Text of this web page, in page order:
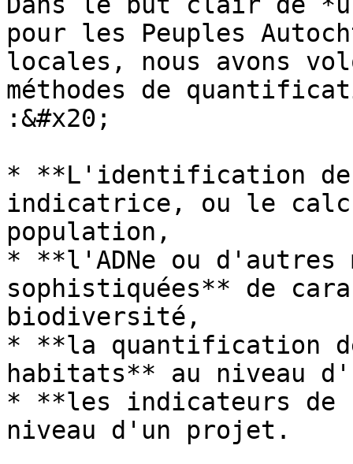
pour les Peuples
locales, nous avons
méthodes de
:&#x20;
* **L'identification
indicatrice, ou le
population,
* **l'ADNe ou d'autres
sophistiquées** de
biodiversité,
* **la quantification
habitats** au niveau
* **les indicateurs de
niveau d'un projet.